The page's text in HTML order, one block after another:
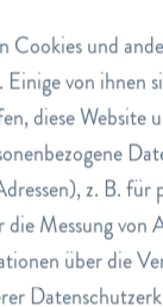
für 60 Sekunden
Hinweis:
schlucken. Von
Plus+ oder
Ihrer
Cookies und
Einige von ihnen
diese Website
z. B. für
Messung von
über die